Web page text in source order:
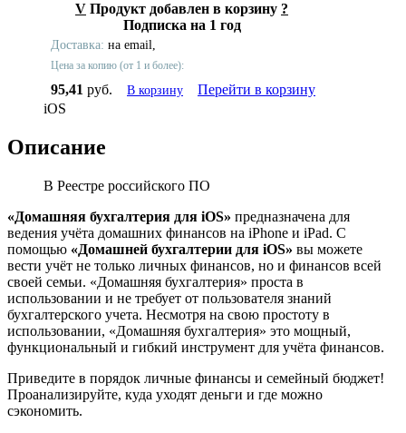
V Продукт добавлен в корзину ?
Подписка на 1 год
Доставка: на email,
Цена за копию (от 1 и более):
95,41 руб. В корзину
Перейти в корзину
iOS
Описание
В Реестре российского ПО
«Домашняя бухгалтерия для iOS» предназначена для
ведения учёта домашних финансов на iPhone и iPad. С
помощью «Домашней бухгалтерии для iOS» вы можете
вести учёт не только личных финансов, но и финансов всей
своей семьи. «Домашняя бухгалтерия» проста в
использовании и не требует от пользователя знаний
бухгалтерского учета. Несмотря на свою простоту в
использовании, «Домашняя бухгалтерия» это мощный,
функциональный и гибкий инструмент для учёта финансов.
Приведите в порядок личные финансы и семейный бюджет!
Проанализируйте, куда уходят деньги и где можно
сэкономить.